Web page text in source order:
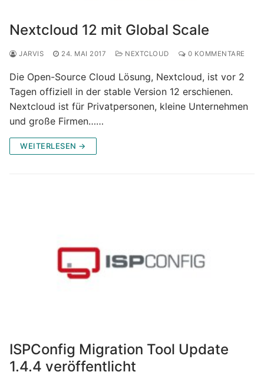
Nextcloud 12 mit Global Scale
JARVIS 24. MAI 2017 NEXTCLOUD 0 KOMMENTARE
Die Open-Source Cloud Lösung, Nextcloud, ist vor 2
Tagen offiziell in der stable Version 12 erschienen.
Nextcloud ist für Privatpersonen, kleine Unternehmen
und große Firmen……
WEITERLESEN →
ISPConfig Migration Tool Update
1.4.4 veröffentlicht